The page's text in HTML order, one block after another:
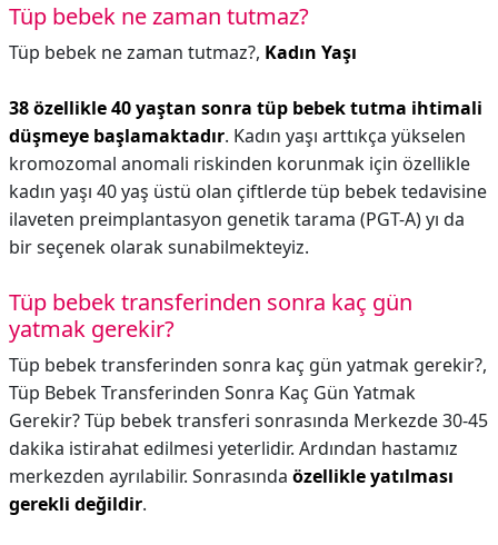
Tüp bebek ne zaman tutmaz?
Tüp bebek ne zaman tutmaz?, Kadın Yaşı
38 özellikle 40 yaştan sonra tüp bebek tutma ihtimali
düşmeye başlamaktadır. Kadın yaşı arttıkça yükselen
kromozomal anomali riskinden korunmak için özellikle
kadın yaşı 40 yaş üstü olan çiftlerde tüp bebek tedavisine
ilaveten preimplantasyon genetik tarama (PGT-A) yı da
bir seçenek olarak sunabilmekteyiz.
Tüp bebek transferinden sonra kaç gün
yatmak gerekir?
Tüp bebek transferinden sonra kaç gün yatmak gerekir?,
Tüp Bebek Transferinden Sonra Kaç Gün Yatmak
Gerekir? Tüp bebek transferi sonrasında Merkezde 30-45
dakika istirahat edilmesi yeterlidir. Ardından hastamız
merkezden ayrılabilir. Sonrasında özellikle yatılması
gerekli değildir.